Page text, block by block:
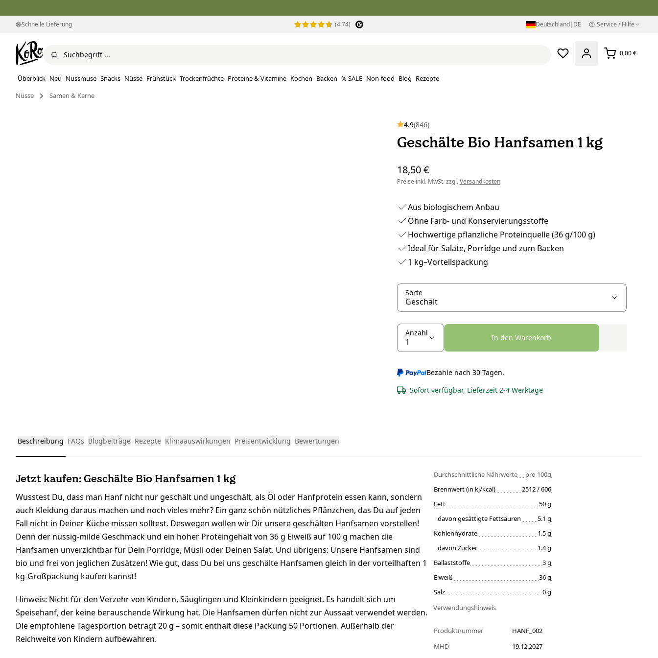
Schnelle Lieferung (4.74) Deutschland| DE Service / Hilfe
0,00 €
Überblick Neu Nussmuse Snacks Nüsse Frühstück Trockenfrüchte Proteine ​​& Vitamine Kochen Backen % SALE Non-food Blog Rezepte
Nüsse
Samen & Kerne
4.9(846)
Geschälte Bio Hanfsamen 1 kg
18,50 €
Preise inkl. MwSt. zzgl.Versandkosten
Aus biologischem Anbau
Ohne Farb- und Konservierungsstoffe
Hochwertige pflanzliche Proteinquelle (36 g/100 g)
Ideal für Salate, Porridge und zum Backen
1 kg–Vorteilspackung
Sorte
Anzahl
In den Warenkorb
Bezahle nach 30 Tagen.
Sofort verfügbar, Lieferzeit 2-4 Werktage
Beschreibung FAQs Blogbeiträge Rezepte Klimaauswirkungen Preisentwicklung Bewertungen
Jetzt kaufen: Geschälte Bio Hanfsamen 1 kg
Wusstest Du, dass man Hanf nicht nur geschält und ungeschält, als Öl oder Hanfprotein essen kann, sondern
auch Kleidung daraus machen und noch vieles mehr? Ein ganz schön nützliches Pflänzchen, das Du auf jeden
Fall nicht in Deiner Küche missen solltest. Deswegen wollen wir Dir unsere geschälten Hanfsamen vorstellen!
Denn der nussig-milde Geschmack und ein hoher Proteingehalt von 36 g Eiweiß auf 100 g machen die
Hanfsamen unverzichtbar für Dein Porridge, Müsli oder Deinen Salat. Und übrigens: Unsere Hanfsamen sind
bio und frei von jeglichen Zusätzen! Wie gut, dass Du bei uns geschälte Hanfsamen gleich in der vorteilhaften 1
kg-Großpackung kaufen kannst!
Hinweis: Nicht für den Verzehr von Kindern, Säuglingen und Kleinkindern geeignet. Es handelt sich um
Speisehanf, der keine berauschende Wirkung hat. Die Hanfsamen dürfen nicht zur Aussaat verwendet werden.
Die empfohlene Tagesportion beträgt 20 g – somit enthält diese Packung 50 Portionen. Außerhalb der
Reichweite von Kindern aufbewahren.
Durchschnittliche Nährwerte
pro 100g
Brennwert (in kj/kcal)
2512 / 606
Fett
50 g
davon gesättigte Fettsäuren
5.1 g
Kohlenhydrate
1.5 g
davon Zucker
1.4 g
Ballaststoffe
3 g
Eiweiß
36 g
Salz
0 g
Verwendungshinweis
Produktnummer
HANF_002
MHD
19.12.2027